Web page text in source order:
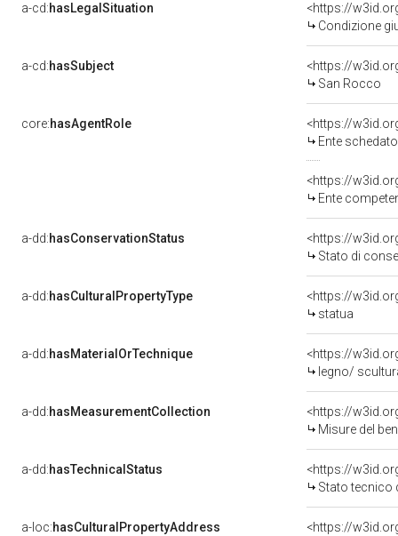
a-cd:hasLegalSituation
Condizione
a-cd:hasSubject
<https://
San Rocco
core:hasAgentRole
<https://
Ente schedatore
<https://
Ente competente
a-dd:hasConservationStatus
<https://
Stato di
a-dd:hasCulturalPropertyType
<https://
statua
a-dd:hasMaterialOrTechnique
<https://
legno/
a-dd:hasMeasurementCollection
<https://
Misure del
a-dd:hasTechnicalStatus
<https://
Stato tecnico
a-loc:hasCulturalPropertyAddress <https://